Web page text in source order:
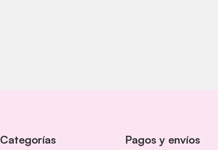
Categorías Pagos y envíos